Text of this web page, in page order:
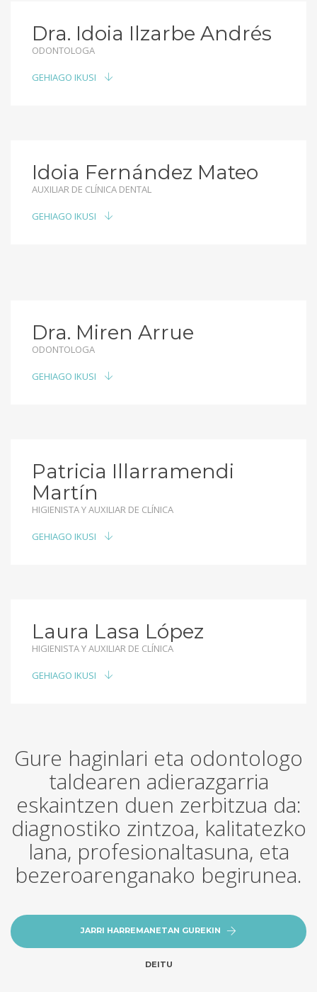
Dra. Idoia Ilzarbe Andrés
ODONTOLOGA
GEHIAGO IKUSI
Idoia Fernández Mateo
AUXILIAR DE CLÍNICA DENTAL
GEHIAGO IKUSI
Dra. Miren Arrue
ODONTOLOGA
GEHIAGO IKUSI
Patricia Illarramendi
Martín
HIGIENISTA Y AUXILIAR DE CLÍNICA
GEHIAGO IKUSI
Laura Lasa López
HIGIENISTA Y AUXILIAR DE CLÍNICA
GEHIAGO IKUSI
Gure haginlari eta odontologo
taldearen adierazgarria
eskaintzen duen zerbitzua da:
diagnostiko zintzoa, kalitatezko
lana, profesionaltasuna, eta
bezeroarenganako begirunea.
JARRI HARREMANETAN GUREKIN
DEITU